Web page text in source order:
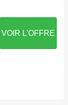
VOIR L'OFFRE